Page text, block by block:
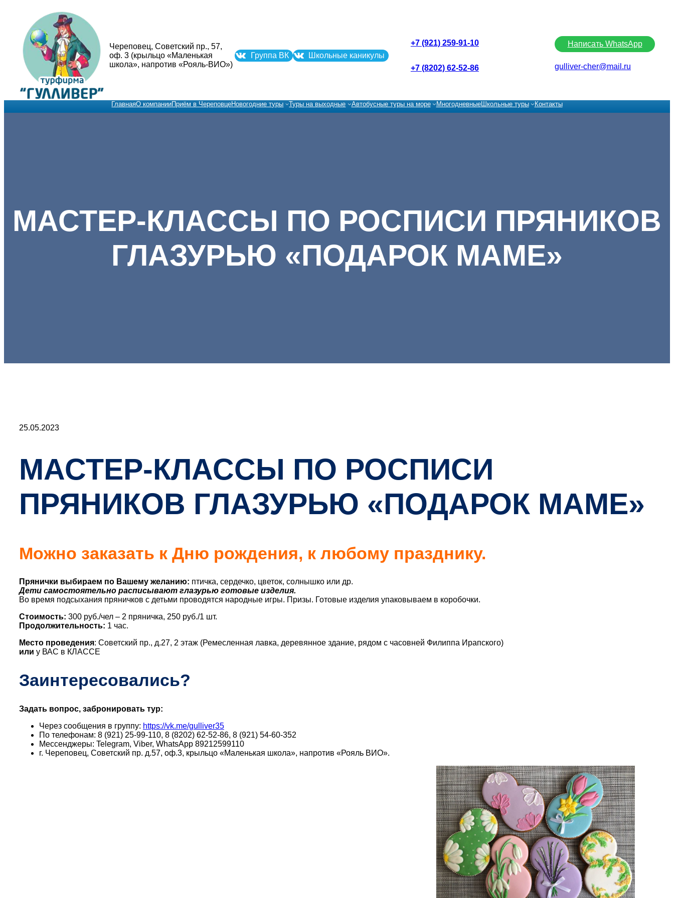
содержимому
Череповец, Советский пр., 57,
оф. 3 (крыльцо «Маленькая
школа», напротив «Рояль-ВИО»)
Группа ВК Школьные каникулы
+7 (921) 259-91-10
+7 (8202) 62-52-86
Написать WhatsApp
gulliver-cher@mail.ru
ГлавнаяО компанииПриём в ЧереповцеНовогодние туры Туры на выходные Автобусные туры на море МногодневныеШкольные туры Контакты
МАСТЕР-КЛАССЫ ПО РОСПИСИ ПРЯНИКОВ
ГЛАЗУРЬЮ «ПОДАРОК МАМЕ»
25.05.2023
МАСТЕР-КЛАССЫ ПО РОСПИСИ
ПРЯНИКОВ ГЛАЗУРЬЮ «ПОДАРОК МАМЕ»
Можно заказать к Дню рождения, к любому празднику.
Прянички выбираем по Вашему желанию: птичка, сердечко, цветок, солнышко или др.
Дети самостоятельно расписывают глазурью готовые изделия.
Во время подсыхания пряничков с детьми проводятся народные игры. Призы. Готовые изделия упаковываем в коробочки.
Стоимость: 300 руб./чел – 2 пряничка, 250 руб./1 шт.
Продолжительность: 1 час.
Место проведения: Советский пр., д.27, 2 этаж (Ремесленная лавка, деревянное здание, рядом с часовней Филиппа Ирапского)
или у ВАС в КЛАССЕ
Заинтересовались?
Задать вопрос, забронировать тур:
Через сообщения в группу: https://vk.me/gulliver35
По телефонам: 8 (921) 25-99-110, 8 (8202) 62-52-86, 8 (921) 54-60-352
Мессенджеры: Telegram, Viber, WhatsApp 89212599110
г. Череповец, Советский пр. д.57, оф.3, крыльцо «Маленькая школа», напротив «Рояль ВИО».